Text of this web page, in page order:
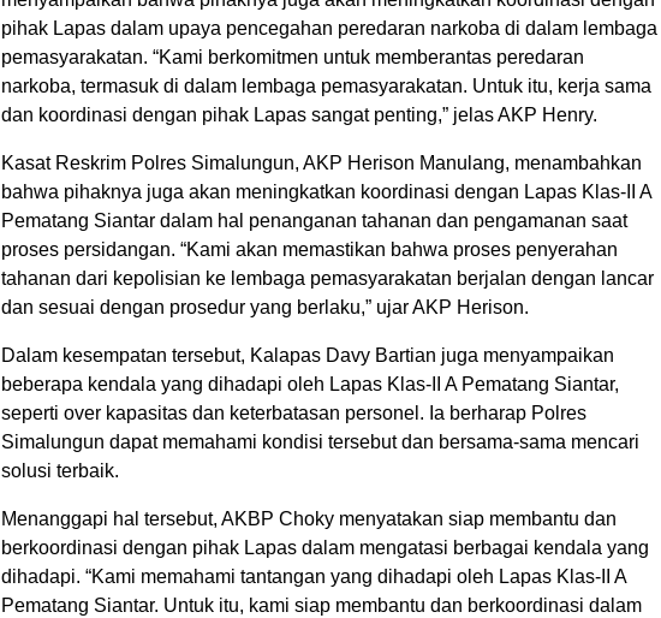
pihak Lapas dalam upaya pencegahan peredaran narkoba di dalam lembaga
pemasyarakatan. “Kami berkomitmen untuk memberantas peredaran
narkoba, termasuk di dalam lembaga pemasyarakatan. Untuk itu, kerja sama
dan koordinasi dengan pihak Lapas sangat penting,” jelas AKP Henry.
Kasat Reskrim Polres Simalungun, AKP Herison Manulang, menambahkan
bahwa pihaknya juga akan meningkatkan koordinasi dengan Lapas Klas-II A
Pematang Siantar dalam hal penanganan tahanan dan pengamanan saat
proses persidangan. “Kami akan memastikan bahwa proses penyerahan
tahanan dari kepolisian ke lembaga pemasyarakatan berjalan dengan lancar
dan sesuai dengan prosedur yang berlaku,” ujar AKP Herison.
Dalam kesempatan tersebut, Kalapas Davy Bartian juga menyampaikan
beberapa kendala yang dihadapi oleh Lapas Klas-II A Pematang Siantar,
seperti over kapasitas dan keterbatasan personel. Ia berharap Polres
Simalungun dapat memahami kondisi tersebut dan bersama-sama mencari
solusi terbaik.
Menanggapi hal tersebut, AKBP Choky menyatakan siap membantu dan
berkoordinasi dengan pihak Lapas dalam mengatasi berbagai kendala yang
dihadapi. “Kami memahami tantangan yang dihadapi oleh Lapas Klas-II A
Pematang Siantar. Untuk itu, kami siap membantu dan berkoordinasi dalam